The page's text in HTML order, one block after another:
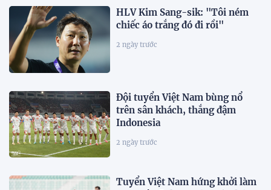
HLV Kim Sang-sik: "Tôi ném
chiếc áo trắng đó đi rồi"
2 ngày trước
Đội tuyển Việt Nam bùng nổ
trên sân khách, thắng đậm
Indonesia
2 ngày trước
Tuyển Việt Nam hứng khởi làm